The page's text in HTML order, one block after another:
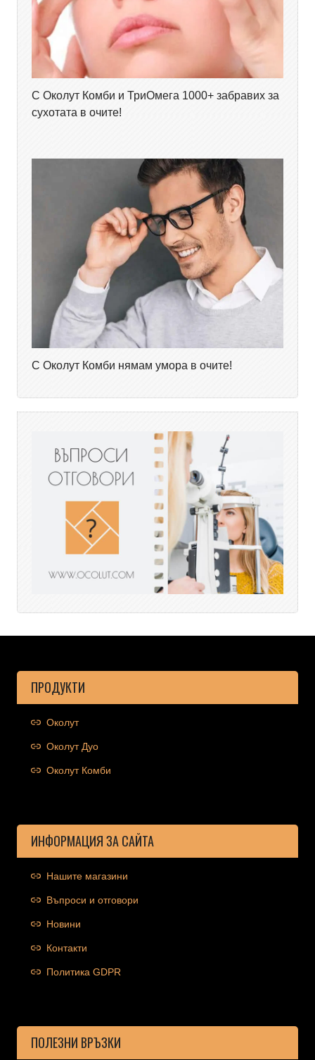
С Околут Комби и ТриОмега 1000+ забравих за
сухотата в очите!
С Околут Комби нямам умора в очите!
ПРОДУКТИ
Околут
Околут Дуо
Околут Комби
ИНФОРМАЦИЯ ЗА САЙТА
Нашите магазини
Въпроси и отговори
Новини
Контакти
Политика GDPR
ПОЛЕЗНИ ВРЪЗКИ